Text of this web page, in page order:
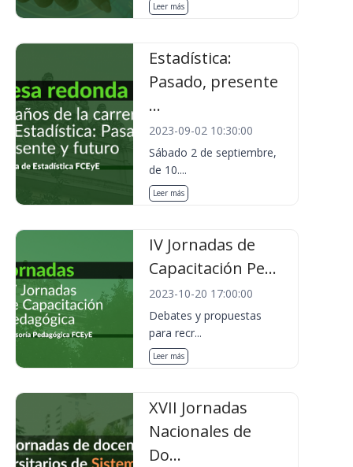
Leer más
Estadística:
Pasado, presente
...
2023-09-02 10:30:00
Sábado 2 de septiembre,
de 10....
Leer más
IV Jornadas de
Capacitación Pe...
2023-10-20 17:00:00
Debates y propuestas
para recr...
Leer más
XVII Jornadas
Nacionales de
Do...